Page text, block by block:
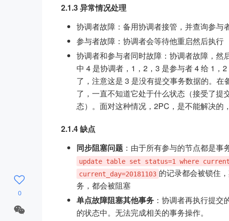
2.1.3 异常情况处理
协调者故障：备用协调者接管，并查询参与
参与者故障：协调者会等待他重启然后执行
协调者和参与者同时故障：协调者故障，然
中 4 是协调者，1，2，3 是参与者 4 给 1，
了，注意这是 3 是没有提交事务数据的。
了，一直不知道它处于什么状态（接受了提
态）。面对这种情况，2PC，是不能解决的
2.1.4 缺点
同步阻塞问题：由于所有参与的节点都是事
update table set status=1 where
current_day=20181103 的记录都会被锁住
务，都会被阻塞
单点故障阻塞其他事务：协调者再执行提交
的状态中。无法完成相关的事务操作。
0